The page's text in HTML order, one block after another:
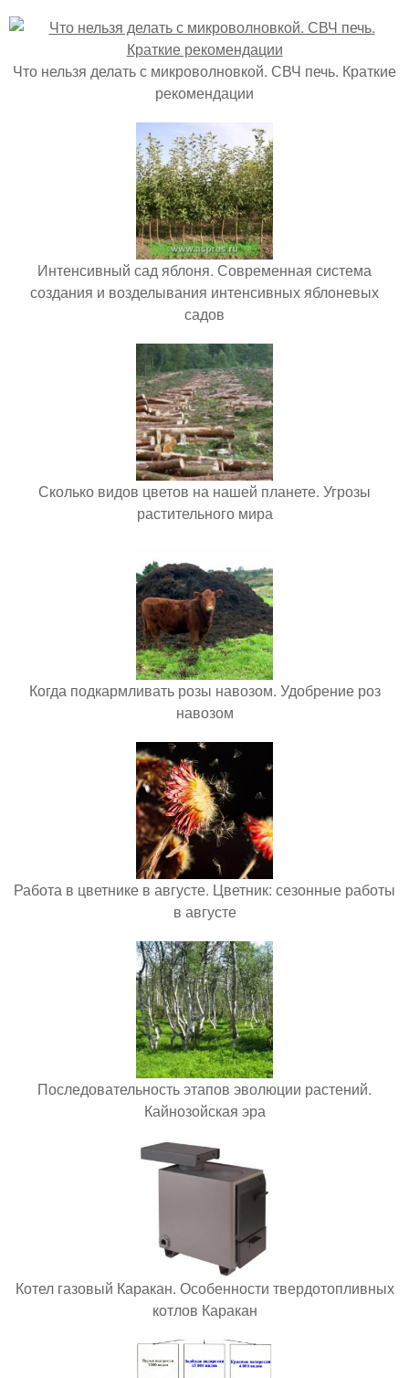
Что нельзя делать с микроволновкой. СВЧ печь. Краткие
рекомендации
Интенсивный сад яблоня. Современная система
создания и возделывания интенсивных яблоневых
садов
Сколько видов цветов на нашей планете. Угрозы
растительного мира
Когда подкармливать розы навозом. Удобрение роз
навозом
Работа в цветнике в августе. Цветник: сезонные работы
в августе
Последовательность этапов эволюции растений.
Кайнозойская эра
Котел газовый Каракан. Особенности твердотопливных
котлов Каракан